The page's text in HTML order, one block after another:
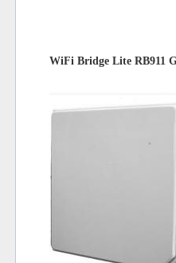
WiFi Bridge Lite RB911